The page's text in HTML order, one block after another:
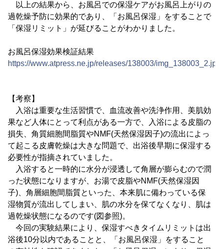
以上の結果から、お風呂での保湿ケアがお風呂上がりの
過乾燥予防に効果的であり、「お風呂保湿」をすることで
「保湿リミット」が延びることがわかりました。
お風呂保湿効果検証結果
https://www.atpress.ne.jp/releases/138003/
【考察】
入浴は重要な生活習慣で、血流改善や洗浄作用、美肌効
果など人体にとって利点がある一方で、入浴による皮脂の
損失、角質細胞間脂質やNMF(天然保湿因子)の流出によっ
て起こる皮膚乾燥は大きな問題で、出浴後早期に保湿する
必要性が指摘されていました。
入浴すると一時的に水分が浸透して角層が膨らむので潤
った状態になりますが、お湯で皮脂やNMF(天然保湿因
子)、角層細胞間脂質といった、本来肌に備わっている保
湿物質が流出してしまい、肌の水分を保てなくなり、肌は
過乾燥状態になるのです(図参照)。
今回の実験結果により、保湿すべきタイムリミットは出
浴後10分以内であることと、「お風呂保湿」をすること